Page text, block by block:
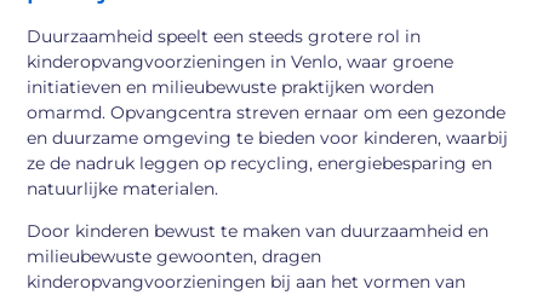
Duurzaamheid speelt een steeds grotere rol in
kinderopvangvoorzieningen in Venlo, waar groene
initiatieven en milieubewuste praktijken worden
omarmd. Opvangcentra streven ernaar om een gezonde
en duurzame omgeving te bieden voor kinderen, waarbij
ze de nadruk leggen op recycling, energiebesparing en
natuurlijke materialen.
Door kinderen bewust te maken van duurzaamheid en
milieubewuste gewoonten, dragen
kinderopvangvoorzieningen bij aan het vormen van